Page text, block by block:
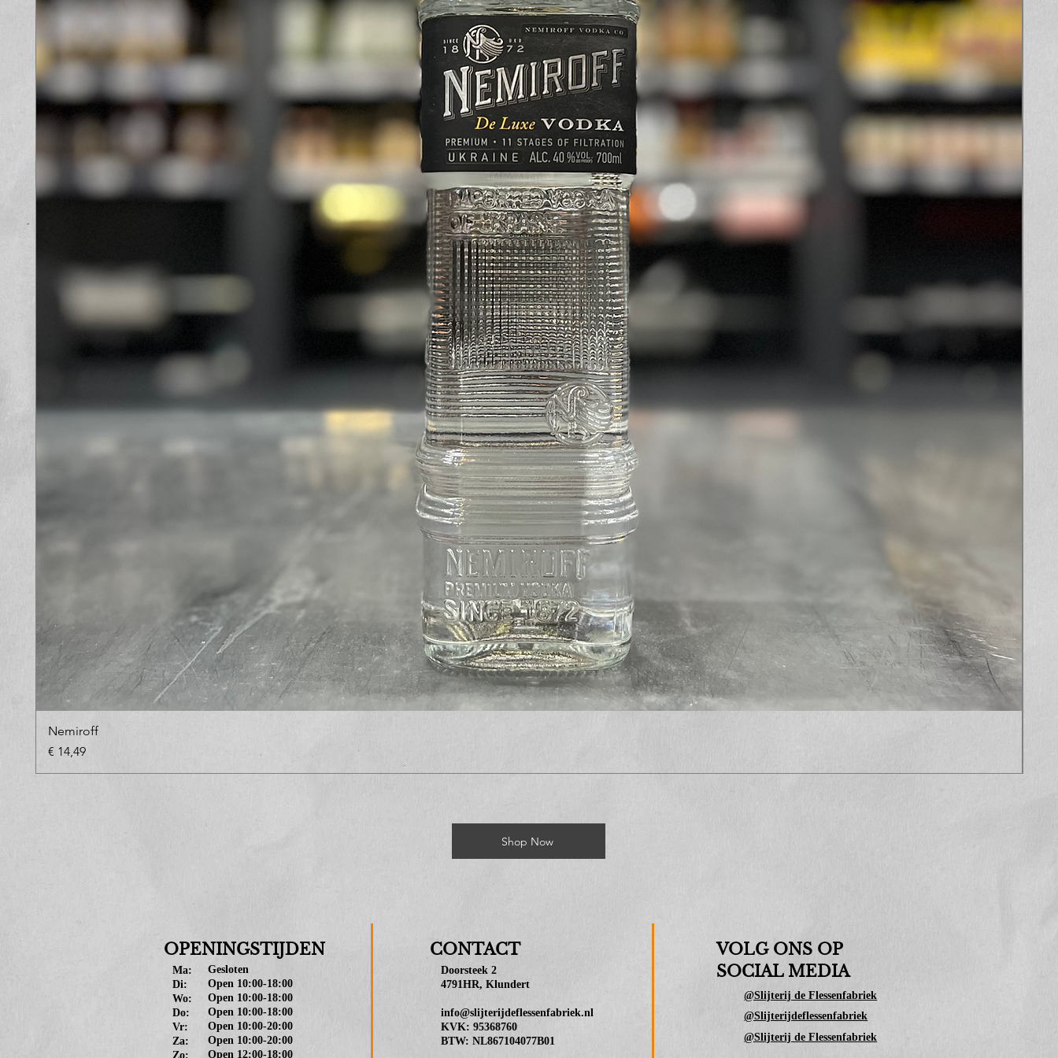
Nemiroff
Prijs
€ 14,49
Shop Now
OPENINGSTIJDEN
Ma:
Di:
Wo:
Do:
Vr:
Za:
Zo:
Gesloten
Open 10:00-18:00
Open 10:00-18:00
Open 10:00-18:00
Open 10:00-20:00
Open 10:00-20:00
Open 12:00-18:00
CONTACT
Doorsteek 2
4791HR, Klundert
info@slijterijdeflessenfabriek.nl
KVK: 95368760
BTW: NL867104077B01
VOLG ONS OP
SOCIAL MEDIA
@Slijterij de Flessenfabriek
@Slijterijdeflessenfabriek
@Slijterij de Flessenfabriek